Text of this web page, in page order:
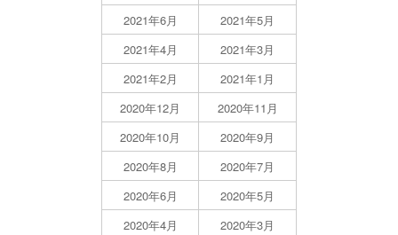
2021年6月
2021年5月
2021年4月
2021年3月
2021年2月
2021年1月
2020年12月
2020年11月
2020年10月
2020年9月
2020年8月
2020年7月
2020年6月
2020年5月
2020年4月
2020年3月